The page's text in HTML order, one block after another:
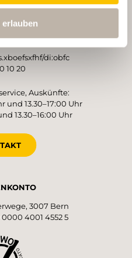
61
di:obfc
10 20
Auskünfte:
und 13.30–17:00 Uhr
13.30–16:00 Uhr
3007 Bern
4001 4552 5